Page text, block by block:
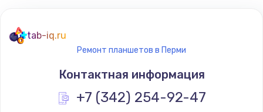
Простой ремонт основной платы
2400 руб.
tab-iq.ru
Ремонт планшетов в Перми
Контактная информация
+7 (342) 254-92-47